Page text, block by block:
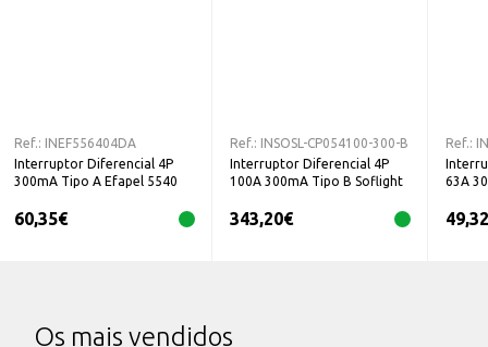
Ref.:
INEF556404DA
Interruptor Diferencial 4P
300mA Tipo A Efapel 5540
60,35€
Ref.:
INSOSL-CP054100-300-B
Interruptor Diferencial 4P
100A 300mA Tipo B Soflight
343,20€
Ref.:
63A
49,32
Os mais vendidos